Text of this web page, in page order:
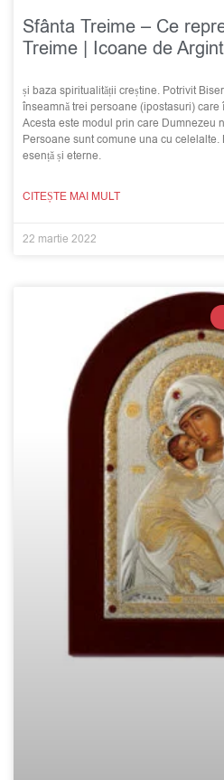
Sfânta Treime – Ce
Treime | Icoane de Argint
și baza spiritualității creștine. Potrivit
înseamnă trei persoane (ipostasuri) care
Acesta este modul prin care Dumnezeu
Persoane sunt comune una cu celelalte.
esență și eterne.
CITEȘTE MAI MULT
22 martie 2022